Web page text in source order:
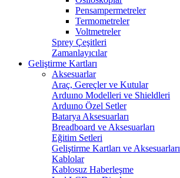
Pensampermetreler
Termometreler
Voltmetreler
Sprey Çeşitleri
Zamanlayıcılar
Geliştirme Kartları
Aksesuarlar
Araç, Gereçler ve Kutular
Arduıno Modelleri ve Shieldleri
Arduıno Özel Setler
Batarya Aksesuarları
Breadboard ve Aksesuarları
Eğitim Setleri
Geliştirme Kartları ve Aksesuarları
Kablolar
Kablosuz Haberleşme